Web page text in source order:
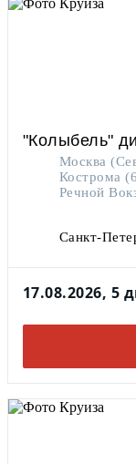
"Колыбель"
Москва
Кострома
Речной
Санкт-
17.08.2026, 5